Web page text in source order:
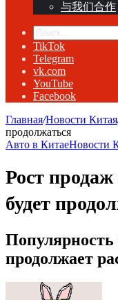
与我们合作
TikTok
Telegram
vk.com
YouTube
Facebook
Главная/Новости Китая
продолжаться
Авто в КитаеНовости
Рост
будет
Популярность
продолжает